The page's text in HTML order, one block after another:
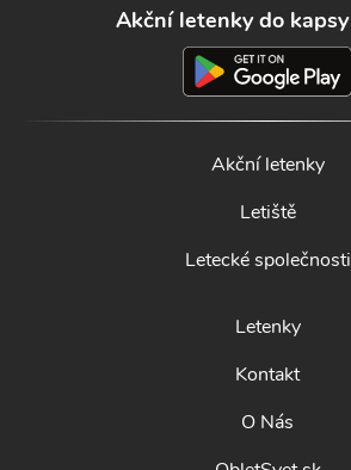
Akční letenky do kapsy
Akční letenky
Letiště
Letecké společnosti
Letenky
Kontakt
O Nás